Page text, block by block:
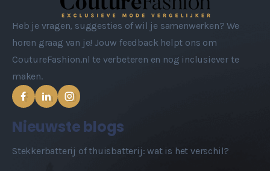
Heb je vragen, suggesties of wil je samenwerken? We
horen graag van je! Jouw feedback helpt ons om
CoutureFashion.nl te verbeteren en nog inclusiever te
maken.
Nieuwste blogs
Stekkerbatterij of thuisbatterij: wat is het verschil?